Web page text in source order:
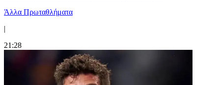
Άλλα Πρωταθλήματα
|
21:28